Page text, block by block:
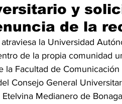
y
de la
la Universidad
de la propia comunidad
la Facultad de
Consejo General
Medianero de